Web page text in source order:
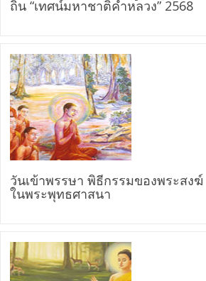
ถิ่น “เทศน์มหาชาติคำหลวง” 2568
วันเข้าพรรษา พิธีกรรมของพระสงฆ์
ในพระพุทธศาสนา